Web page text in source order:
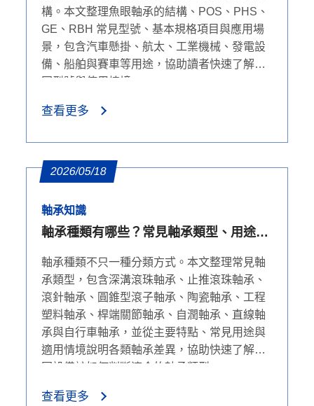
構。本文整理魚眼軸承的結構、POS、PHS、
GE、RBH 常見型號、基本規格項目與應用場
景，包含汽車懸掛、航太、工業機械、發電設
備、船舶與賽車等用途，協助讀者快速了解不
同型號與使用情境。
查看更多
2026/05/18
軸承知識
軸承種類有哪些？常見軸承類型、用途與
軸承種類不只一種分類方式。本文整理常見軸
承類型，包含深溝滾珠軸承、止推滾珠軸承、
滾針軸承、圓錐型滾子軸承、陶瓷軸承、工程
塑料軸承、桿端關節軸承、自潤軸承、直線軸
承與自行車軸承，並從主要特點、常見用途與
適用情境說明各類軸承差異，協助快速了解不
同設備該如何判斷適合的軸承類型。
查看更多